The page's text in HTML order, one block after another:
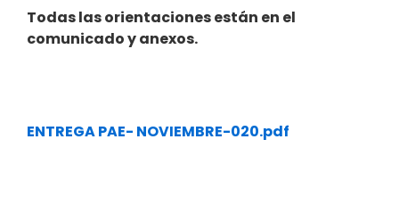
Todas las orientaciones están en el
comunicado y anexos.
ENTREGA PAE- NOVIEMBRE-020.pdf